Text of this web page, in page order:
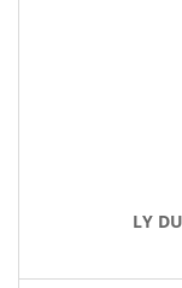
LY